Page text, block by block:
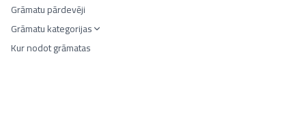
Grāmatu pārdevēji
Grāmatu kategorijas
Kur nodot grāmatas